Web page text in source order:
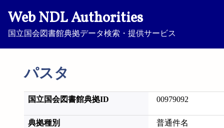
Web NDL Authorities
国立国会図書館典拠データ検索・提供サービス
パスタ
国立国会図書館典拠ID 00979092
典拠種別 普通件名